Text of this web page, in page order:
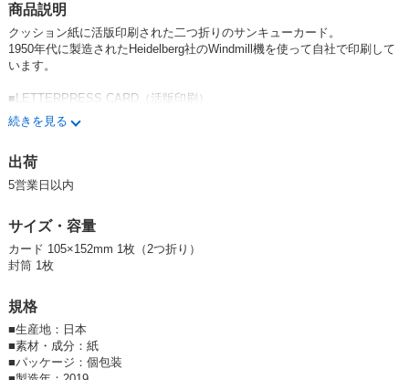
商品説明
クッション紙に活版印刷された二つ折りのサンキューカード。
1950年代に製造されたHeidelberg社のWindmill機を使って自社で印刷して
います。
■LETTERPRESS CARD（活版印刷）
活版印刷とは凸版を用いて、紙に対して加圧することにより印字させる旧
来の印刷技法です。
化される前は広くこの技法が使われていました。昨今は活版印刷による独
特な風合い（特に紙に対して加圧することにより生まれる凹みや文字輪郭
どいったスペシャルな印刷物が人気です。
続きを見る
出荷
5営業日以内
サイズ・容量
カード 105×152mm 1枚（2つ折り）
封筒 1枚
規格
■生産地：日本
■素材・成分：紙
■パッケージ：個包装